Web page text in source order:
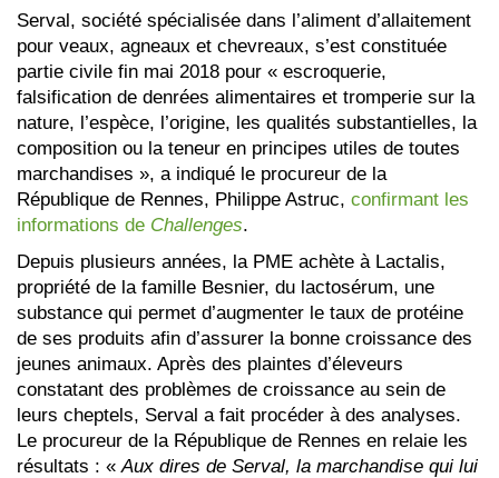
Serval, société spécialisée dans l’aliment d’allaitement
pour veaux, agneaux et chevreaux, s’est constituée
partie civile fin mai 2018 pour « escroquerie,
falsification de denrées alimentaires et tromperie sur la
nature, l’espèce, l’origine, les qualités substantielles, la
composition ou la teneur en principes utiles de toutes
marchandises », a indiqué le procureur de la
République de Rennes, Philippe Astruc, confirmant les
informations de Challenges.
Depuis plusieurs années, la PME achète à Lactalis,
propriété de la famille Besnier, du lactosérum, une
substance qui permet d’augmenter le taux de protéine
de ses produits afin d’assurer la bonne croissance des
jeunes animaux. Après des plaintes d’éleveurs
constatant des problèmes de croissance au sein de
leurs cheptels, Serval a fait procéder à des analyses.
Le procureur de la République de Rennes en relaie les
résultats : «Aux dires de Serval, la marchandise qui lui